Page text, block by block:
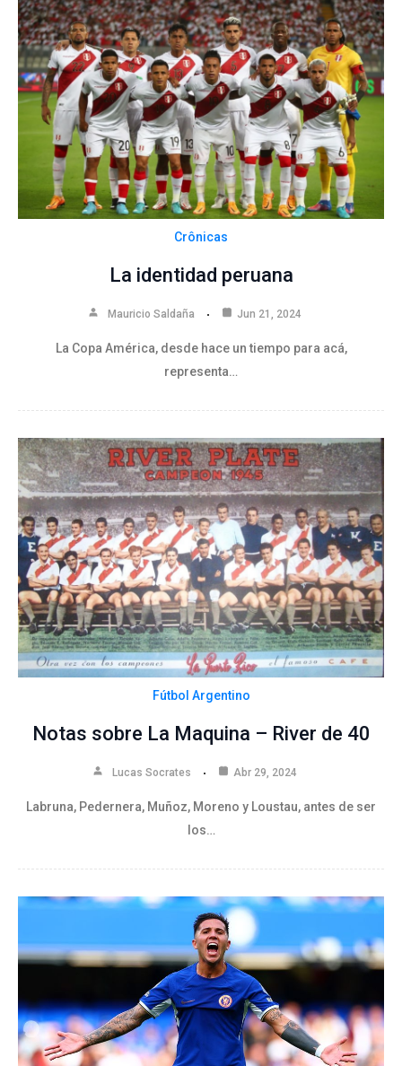
Crônicas
La identidad peruana
Mauricio Saldaña Jun 21, 2024
La Copa América, desde hace un tiempo para acá,
representa…
Fútbol Argentino
Notas sobre La Maquina – River de 40
Lucas Socrates Abr 29, 2024
Labruna, Pedernera, Muñoz, Moreno y Loustau, antes de ser
los…